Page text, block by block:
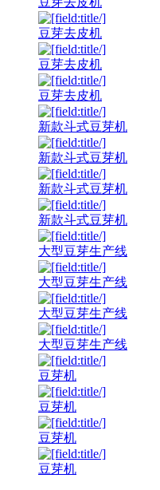
豆芽去皮机
豆芽去皮机
豆芽去皮机
新款斗式豆芽机
新款斗式豆芽机
新款斗式豆芽机
新款斗式豆芽机
大型豆芽生产线
大型豆芽生产线
大型豆芽生产线
大型豆芽生产线
豆芽机
豆芽机
豆芽机
豆芽机